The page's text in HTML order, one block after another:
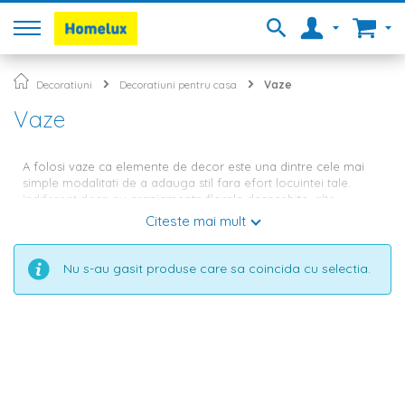
Decoratiuni Decoratiuni pentru casa Vaze
Vaze
A folosi vaze ca elemente de decor este una dintre cele mai
simple modalitati de a adauga stil fara efort locuintei tale.
Indiferent daca au aranjamente florale desosebite
, alte
elemente de design sau sunt, pur si simplu, goale, acestea pot
ca piese centrale pe mese, mobila sau podea, aceste accesorii
delicate si sofisticate sunt intotdeauna in tendinte, indiferent de
forma, culoarea sau materialul din care sunt confectionate.
Citeste mai mult
Nu s-au gasit produse care sa coincida cu selectia.